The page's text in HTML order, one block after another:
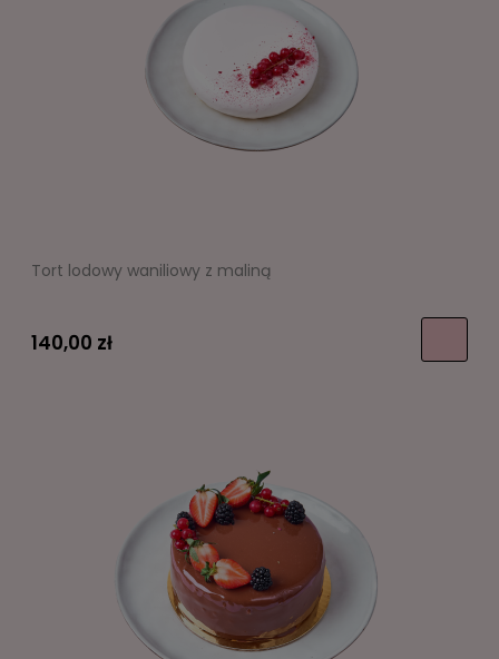
Tort lodowy waniliowy z maliną
140,00 zł